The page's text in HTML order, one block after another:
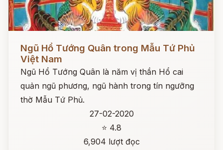
Ngũ Hổ Tướng Quân trong Mẫu Tứ Phủ
Việt Nam
Ngũ Hổ Tướng Quân là năm vị thần Hổ cai
quản ngũ phương, ngũ hành trong tín ngưỡng
thờ Mẫu Tứ Phủ.
27-02-2020
⭐ 4.8
6,904 lượt đọc